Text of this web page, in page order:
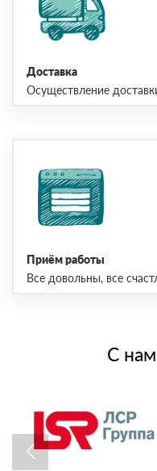
Доставка
Осуществление
Приём работы
Все довольны, все
С